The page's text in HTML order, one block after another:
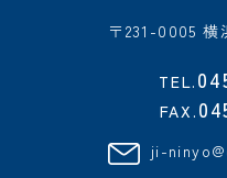
〒231-0005
TEL.
FAX.
ji-